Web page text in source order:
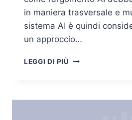
in maniera trasversale e
sistema AI è quindi
un approccio…
LEGGI DI PIÙ BREVE
DI